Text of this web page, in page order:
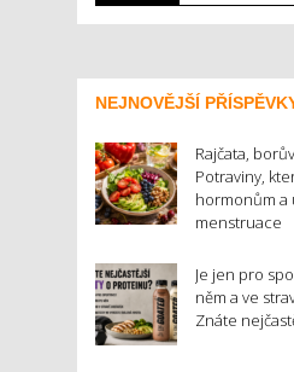
NEJNOVĚJŠÍ
Rajčata,
Potraviny,
hormonům a
menstruace
Je jen pro
něm a ve
Znáte